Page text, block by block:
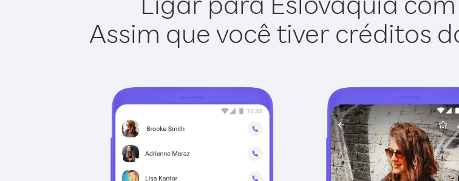
Assim que você tiver créditos